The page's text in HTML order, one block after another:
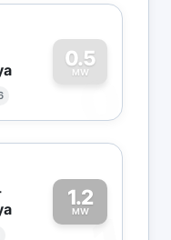
0.5
MW
0
1.2
MW